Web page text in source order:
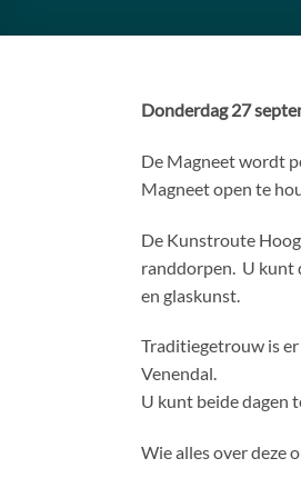
Donderdag 27
De Magneet wordt
Magneet open te
De Kunstroute
randdorpen. U kunt
en glaskunst.
Traditiegetrouw is
Venendal.
U kunt beide dagen
Wie alles over deze